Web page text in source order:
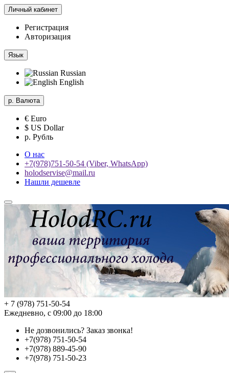
Личный кабинет
Регистрация
Авторизация
Язык
Russian
English
р. Валюта
€ Euro
$ US Dollar
р. Рубль
О нас
+7(978)751-50-54 (Viber, WhatsApp)
holodservise@mail.ru
Нашли дешевле
+ 7 (978) 751-50-54
Ежедневно, с 09:00 до 18:00
Не дозвонились? Заказ звонка!
+7(978) 751-50-54
+7(978) 889-45-90
+7(978) 751-50-23